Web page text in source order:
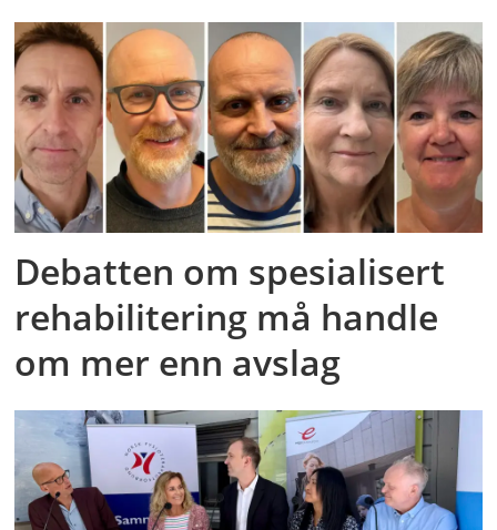
Debatten om spesialisert
rehabilitering må handle
om mer enn avslag